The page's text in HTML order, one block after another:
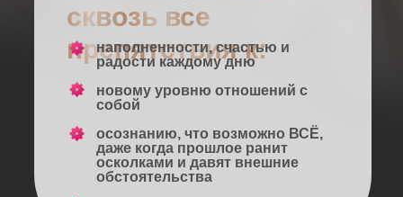
сквозь все
препятствия к:
наполненности, счастью и
радости каждому дню
новому уровню отношений с
собой
осознанию, что возможно ВСЁ,
даже когда прошлое ранит
осколками и давят внешние
обстоятельства